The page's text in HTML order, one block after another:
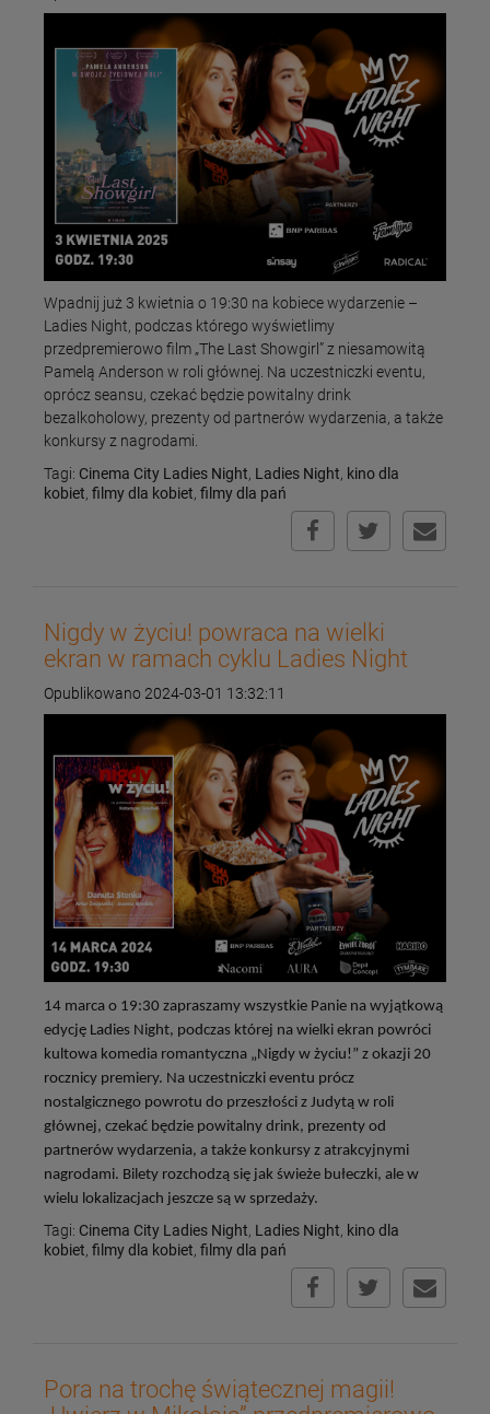
Wpadnij już 3 kwietnia o 19:30 na kobiece wydarzenie –
Ladies Night, podczas którego wyświetlimy
przedpremierowo film „The Last Showgirl” z niesamowitą
Pamelą Anderson w roli głównej. Na uczestniczki eventu,
oprócz seansu, czekać będzie powitalny drink
bezalkoholowy, prezenty od partnerów wydarzenia, a także
konkursy z nagrodami.
Tagi: Cinema City Ladies Night, Ladies Night, kino dla
kobiet, filmy dla kobiet, filmy dla pań
Nigdy w życiu! powraca na wielki
ekran w ramach cyklu Ladies Night
Opublikowano 2024-03-01 13:32:11
14 marca o 19:30 zapraszamy wszystkie Panie na wyjątkową
edycję Ladies Night, podczas której na wielki ekran powróci
kultowa komedia romantyczna „Nigdy w życiu!” z okazji 20
rocznicy premiery. Na uczestniczki eventu prócz
nostalgicznego powrotu do przeszłości z Judytą w roli
głównej, czekać będzie powitalny drink, prezenty od
partnerów wydarzenia, a także konkursy z atrakcyjnymi
nagrodami. Bilety rozchodzą się jak świeże bułeczki, ale w
wielu lokalizacjach jeszcze są w sprzedaży.
Tagi: Cinema City Ladies Night, Ladies Night, kino dla
kobiet, filmy dla kobiet, filmy dla pań
Pora na trochę świątecznej magii!